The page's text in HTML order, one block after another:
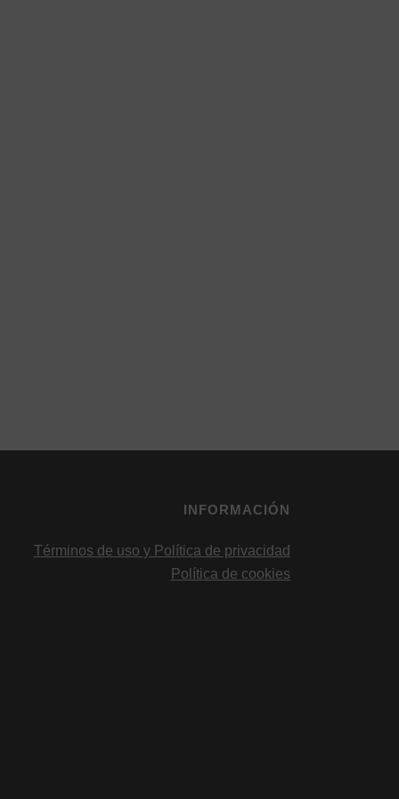
INFORMACIÓN
Términos de uso y Política de privacidad
Política de cookies